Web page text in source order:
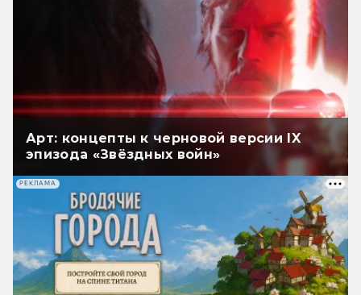
Арт: концепты к черновой версии IX
эпизода «Звёздных войн»
РЕКЛАМА